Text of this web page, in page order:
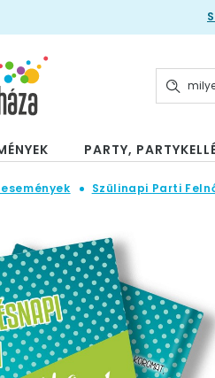
PARTY,
Szülinapi Parti